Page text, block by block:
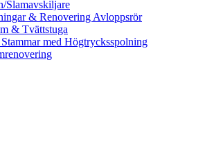
Slamavskiljare
& Renovering Avloppsrör
& Tvättstuga
med Högtrycksspolning